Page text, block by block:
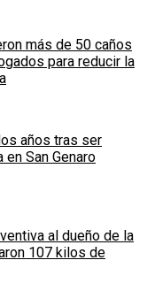
más de 50 caños
para reducir la
años tras ser
en San Genaro
al dueño de la
107 kilos de